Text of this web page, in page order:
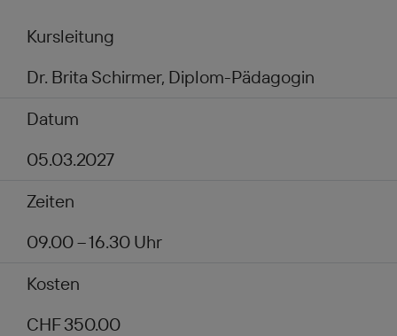
Kursleitung
Dr. Brita Schirmer, Diplom-Pädagogin
Datum
05.03.2027
Zeiten
09.00 – 16.30 Uhr
Kosten
CHF 350.00